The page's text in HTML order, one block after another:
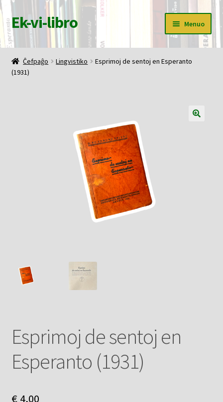
Pretersalti
al
navigado
Iri
rekte
al
la
enhavo
Ek-vi-libro Menuo
Ĉefpaĝo
Butiko
Ĉefpaĝo Lingvistiko
Esprimoj de sentoj en Esperanto
(1931)
Esprimoj de sentoj en
Esperanto (1931)
€4,00